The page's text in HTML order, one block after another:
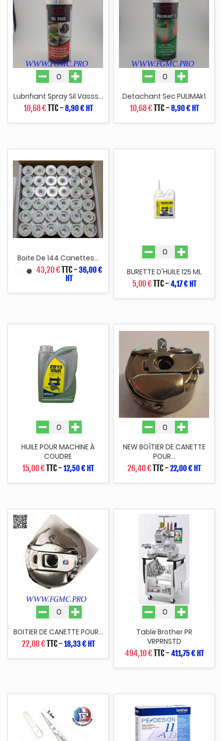
Lubrifiant Spray Sil Vasss...
10,68 €TTC-8,90 € HT
Detachant Sec PULIMAk1
10,68 €TTC-8,90 € HT
Boite De 144 Canettes...
43,20 €TTC-36,00 €
HT
BURETTE D'HUILE 125 ML
5,00 €TTC-4,17 € HT
HUILE POUR MACHINE À
COUDRE
15,00 €TTC-12,50 € HT
NEW BOÎTIER DE CANETTE
POUR...
26,40 €TTC-22,00 € HT
BOITIER DE CANETTE POUR...
22,00 €TTC-18,33 € HT
Table Brother PR
VRPRNSTD
494,10 €TTC-411,75 € HT